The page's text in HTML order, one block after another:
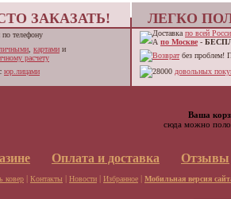
ЗАКАЗАТЬ! ЛЕГКО
по телефону
картами и
расчету
юр.лицами
Доставка по всей
А по Москве -
Возвратбез проблем!
28000 довольных
Оплата и доставка Отзывы
ковер | Контакты | Новости | Избранное | Мобильная версия
Ваша
сюда можно